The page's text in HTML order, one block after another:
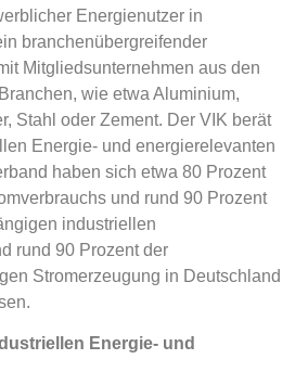
Energienutzer in
branchenübergreifender
Mitgliedsunternehmen aus den
wie etwa Aluminium,
Stahl oder Zement. Der VIK berät
Energie- und energierelevanten
haben sich etwa 80 Prozent
und rund 90 Prozent
industriellen
rund 90 Prozent der
Stromerzeugung in Deutschland
Energie- und